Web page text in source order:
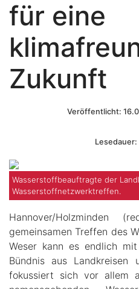
für eine
Zukunft
Veröffentlicht:
Wasserstoffbeauftragte der
Wasserstoffnetzwerktreffen.
Hannover/Holzminden
gemeinsamen Treffen des
Weser kann es endlich
Bündnis aus Landkreisen
fokussiert sich vor allem